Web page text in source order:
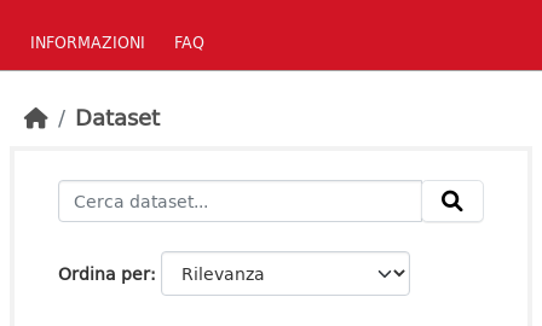
INFORMAZIONI FAQ
Dataset
Ordina per